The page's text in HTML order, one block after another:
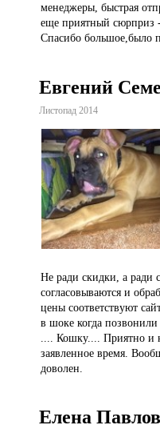
менеджеры, быстрая
еще приятный сюрприз
Спасибо большое,было
Евгений
Листопад 2014
Не ради скидки, а ради
согласовываются и
цены соответствуют
в шоке когда
.... Кошку.... Приятно и
заявленное время.
доволен.
Елена